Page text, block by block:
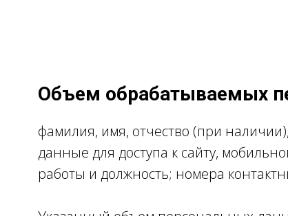
Объем обрабатываемых
фамилия, имя, отчество (при
данные для доступа к сайту,
работы и должность; номера